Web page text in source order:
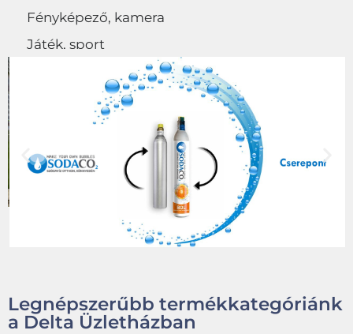
Fényképező, kamera
Játék, sport
Legnépszerűbb termékkategóriánk
a Delta Üzletházban